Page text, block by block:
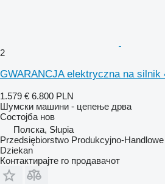
2
GWARANCJA elektryczna na silnik
1.579 € 6.800 PLN
Шумски машини - цепење дрва
Состојба нов
Полска, Słupia
Przedsiębiorstwo Produkcyjno-
Dziekan
Контактирајте го продавачот